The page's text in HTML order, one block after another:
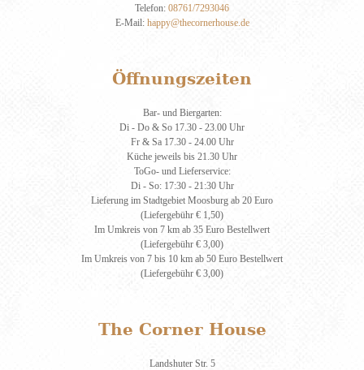
Telefon: 08761/7293046
E-Mail: happy@thecornerhouse.de
Öffnungszeiten
Bar- und Biergarten:
Di - Do & So 17.30 - 23.00 Uhr
Fr & Sa 17.30 - 24.00 Uhr
Küche jeweils bis 21.30 Uhr
ToGo- und Lieferservice:
Di - So: 17:30 - 21:30 Uhr
Lieferung im Stadtgebiet Moosburg ab 20 Euro
(Liefergebühr € 1,50)
Im Umkreis von 7 km ab 35 Euro Bestellwert
(Liefergebühr € 3,00)
Im Umkreis von 7 bis 10 km ab 50 Euro Bestellwert
(Liefergebühr € 3,00)
The Corner House
Landshuter Str. 5